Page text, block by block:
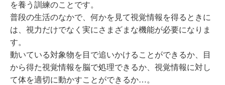
を養う訓練のことです。
普段の生活のなかで、何かを見て視覚情報を得るときに
は、視力だけでなく実にさまざまな機能が必要になりま
す。
動いている対象物を目で追いかけることができるか、目
から得た視覚情報を脳で処理できるか、視覚情報に対し
て体を適切に動かすことができるか…。